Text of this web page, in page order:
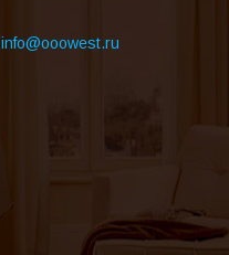
info@ooowest.ru